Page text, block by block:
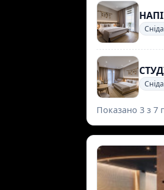
Показано 3 з 7